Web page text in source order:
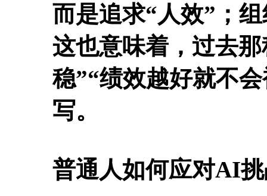
而是追求“人效”；
这也意味着，过去
稳”“绩效越好就不
写。
普通人如何应对AI